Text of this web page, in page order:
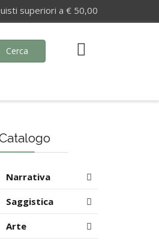
superiori a € 50,00
Cerca
Narrativa
Saggistica
Arte